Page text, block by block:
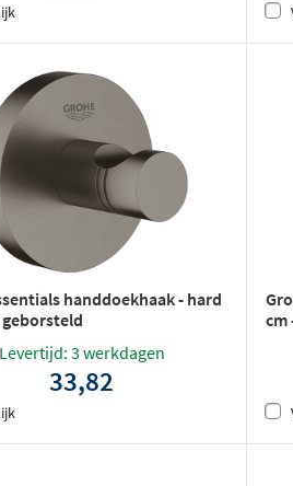
handdoekhaak - hard
Levertijd: 3 werkdagen
33,82
cm